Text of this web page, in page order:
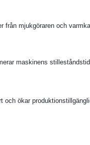
från mjukgöraren och
maskinens
och ökar